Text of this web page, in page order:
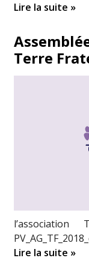
Lire la suite »
Terre
l’association
Lire la suite »